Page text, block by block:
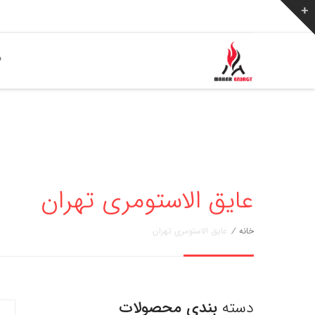
عایق الاستومری تهران
خانه / عایق الاستومری تهران
دسته بندی محصولات